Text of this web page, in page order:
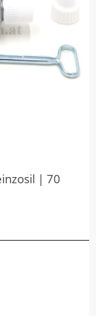
| 70